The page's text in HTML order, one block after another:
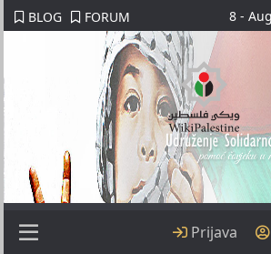
BLOG FORUM 8 -
Prijava